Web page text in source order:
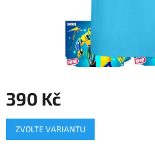
390 Kč
Měrná
cena:
ZVOLTE VARIANTU